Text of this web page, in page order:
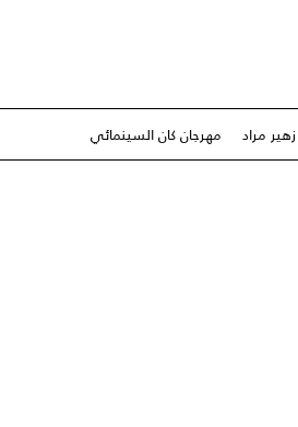
زهير مراد مهرجان كان السينمائي